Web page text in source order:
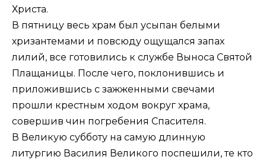
Христа.
В пятницу весь храм был усыпан белыми
хризантемами и повсюду ощущался запах
лилий, все готовились к службе Выноса Святой
Плащаницы. После чего, поклонившись и
приложившись с зажженными свечами
прошли крестным ходом вокруг храма,
совершив чин погребения Спасителя.
В Великую субботу на самую длинную
литургию Василия Великого поспешили, те кто